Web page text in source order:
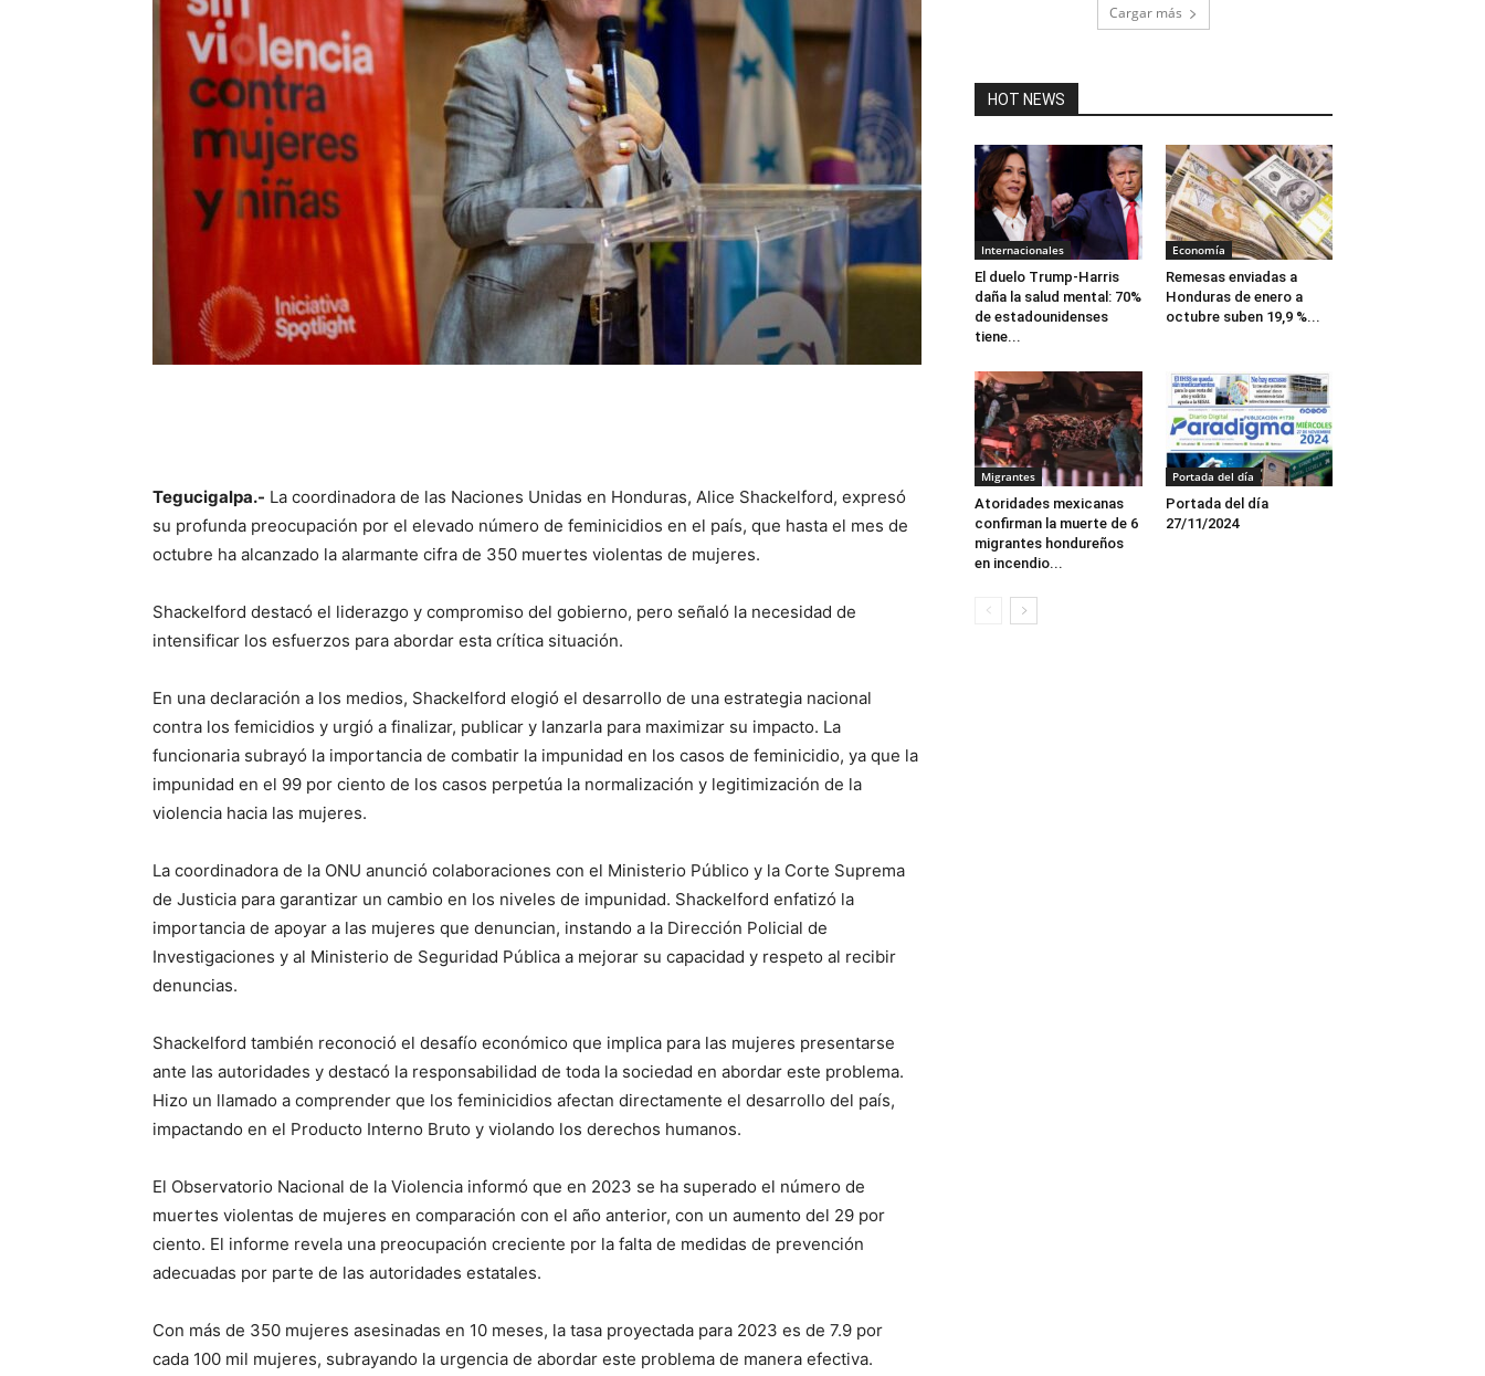
Tegucigalpa.- La coordinadora de las Naciones Unidas en Honduras, Alice Shackelford, expresó
su profunda preocupación por el elevado número de feminicidios en el país, que hasta el mes de
octubre ha alcanzado la alarmante cifra de 350 muertes violentas de mujeres.
Shackelford destacó el liderazgo y compromiso del gobierno, pero señaló la necesidad de
intensificar los esfuerzos para abordar esta crítica situación.
En una declaración a los medios, Shackelford elogió el desarrollo de una estrategia nacional
contra los femicidios y urgió a finalizar, publicar y lanzarla para maximizar su impacto. La
funcionaria subrayó la importancia de combatir la impunidad en los casos de feminicidio, ya que la
impunidad en el 99 por ciento de los casos perpetúa la normalización y legitimización de la
violencia hacia las mujeres.
La coordinadora de la ONU anunció colaboraciones con el Ministerio Público y la Corte Suprema
de Justicia para garantizar un cambio en los niveles de impunidad. Shackelford enfatizó la
importancia de apoyar a las mujeres que denuncian, instando a la Dirección Policial de
Investigaciones y al Ministerio de Seguridad Pública a mejorar su capacidad y respeto al recibir
denuncias.
Shackelford también reconoció el desafío económico que implica para las mujeres presentarse
ante las autoridades y destacó la responsabilidad de toda la sociedad en abordar este problema.
Hizo un llamado a comprender que los feminicidios afectan directamente el desarrollo del país,
impactando en el Producto Interno Bruto y violando los derechos humanos.
El Observatorio Nacional de la Violencia informó que en 2023 se ha superado el número de
muertes violentas de mujeres en comparación con el año anterior, con un aumento del 29 por
ciento. El informe revela una preocupación creciente por la falta de medidas de prevención
adecuadas por parte de las autoridades estatales.
Con más de 350 mujeres asesinadas en 10 meses, la tasa proyectada para 2023 es de 7.9 por
cada 100 mil mujeres, subrayando la urgencia de abordar este problema de manera efectiva.
Cargar más
HOT NEWS
Internacionales
El duelo Trump-Harris
daña la salud mental: 70%
de estadounidenses
tiene...
Economía
Remesas enviadas a
Honduras de enero a
octubre suben 19,9 %...
Migrantes
Atoridades mexicanas
confirman la muerte de 6
migrantes hondureños
en incendio...
Portada del día
Portada del día
27/11/2024